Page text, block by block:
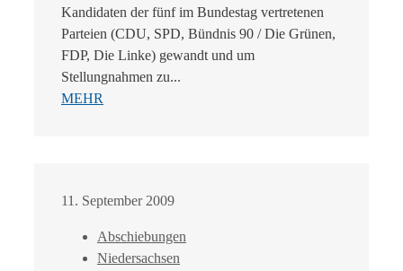
Kandidaten der fünf im Bundestag vertretenen
Parteien (CDU, SPD, Bündnis 90 / Die Grünen,
FDP, Die Linke) gewandt und um
Stellungnahmen zu...
MEHR
11. September 2009
Abschiebungen
Niedersachsen